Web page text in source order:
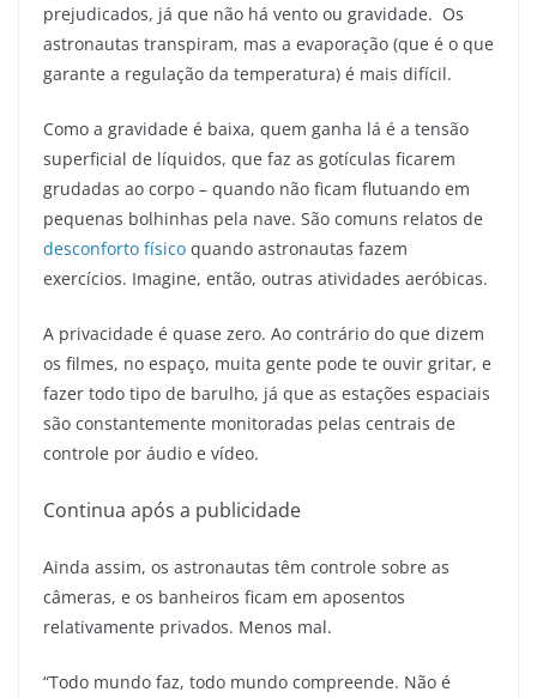
prejudicados, já que não há vento ou gravidade. Os
astronautas transpiram, mas a evaporação (que é o que
garante a regulação da temperatura) é mais difícil.
Como a gravidade é baixa, quem ganha lá é a tensão
superficial de líquidos, que faz as gotículas ficarem
grudadas ao corpo – quando não ficam flutuando em
pequenas bolhinhas pela nave. São comuns relatos de
desconforto físico quando astronautas fazem
exercícios. Imagine, então, outras atividades aeróbicas.
A privacidade é quase zero. Ao contrário do que dizem
os filmes, no espaço, muita gente pode te ouvir gritar, e
fazer todo tipo de barulho, já que as estações espaciais
são constantemente monitoradas pelas centrais de
controle por áudio e vídeo.
Continua após a publicidade
Ainda assim, os astronautas têm controle sobre as
câmeras, e os banheiros ficam em aposentos
relativamente privados. Menos mal.
“Todo mundo faz, todo mundo compreende. Não é